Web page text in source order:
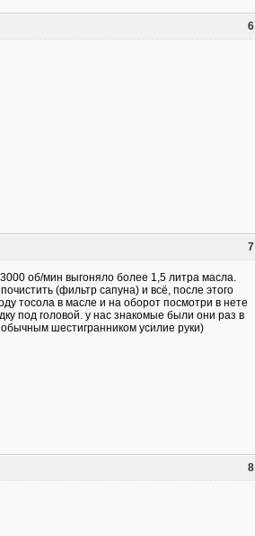
6
7
об/мин выгоняло более 1,5 литра масла.
(фильтр сапуна) и всё, после этого
тосола в масле и на оборот посмотри в нете
под головой. у нас знакомые были они раз в
шестигранником усилие руки)
8